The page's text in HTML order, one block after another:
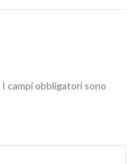
I campi obbligatori sono